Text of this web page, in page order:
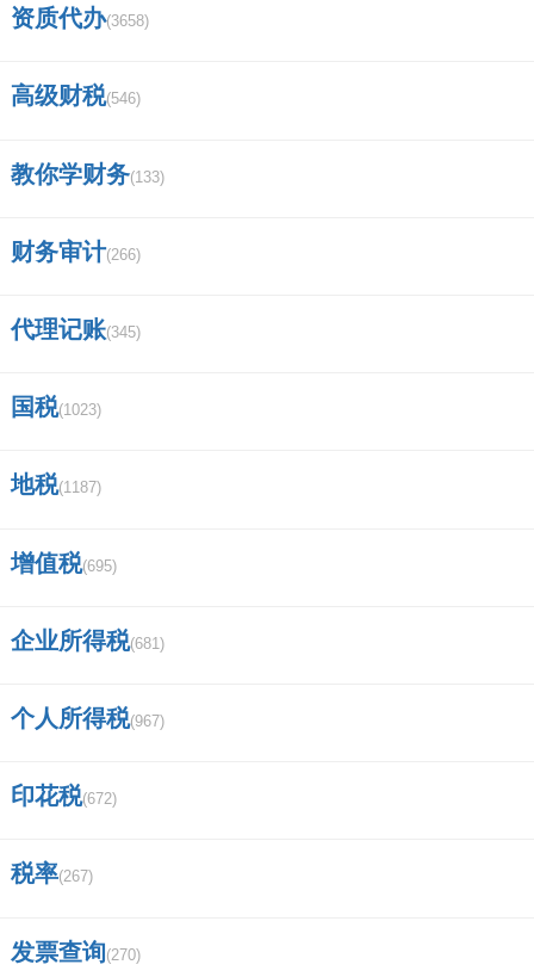
进中信证券难吗？
央企包括哪些企业？
苹果电脑 MacBook Pro 可以下载炒股
软件吗？比如中信证券和华泰证券～？
加入过？
成都安信证券客户经理的待遇怎么样？
广发证券营业部的营业时间是几点到几
怎么查找股票的质押率？
证券化是什么意思啊？
资质代办(3658)
高级财税(546)
教你学财务(133)
财务审计(266)
代理记账(345)
国税(1023)
地税(1187)
增值税(695)
企业所得税(681)
个人所得税(967)
印花税(672)
税率(267)
发票查询(270)